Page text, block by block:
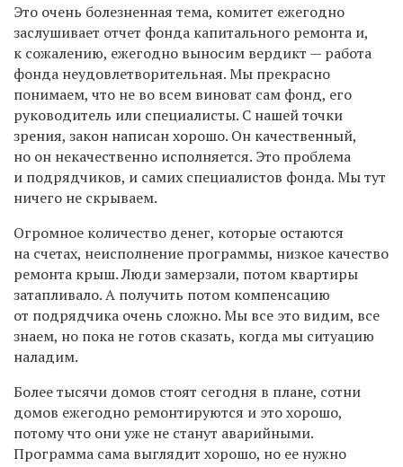
Это очень болезненная тема, комитет ежегодно
заслушивает отчет фонда капитального ремонта и,
к сожалению, ежегодно выносим вердикт — работа
фонда неудовлетворительная. Мы прекрасно
понимаем, что не во всем виноват сам фонд, его
руководитель или специалисты. С нашей точки
зрения, закон написан хорошо. Он качественный,
но он некачественно исполняется. Это проблема
и подрядчиков, и самих специалистов фонда. Мы тут
ничего не скрываем.
Огромное количество денег, которые остаются
на счетах, неисполнение программы, низкое качество
ремонта крыш. Люди замерзали, потом квартиры
затапливало. А получить потом компенсацию
от подрядчика очень сложно. Мы все это видим, все
знаем, но пока не готов сказать, когда мы ситуацию
наладим.
Более тысячи домов стоят сегодня в плане, сотни
домов ежегодно ремонтируются и это хорошо,
потому что они уже не станут аварийными.
Программа сама выглядит хорошо, но ее нужно